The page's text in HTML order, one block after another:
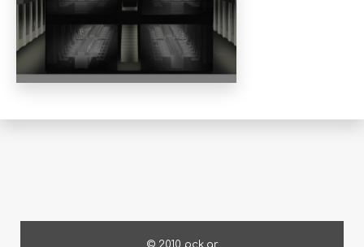
© 2010 pck.gr